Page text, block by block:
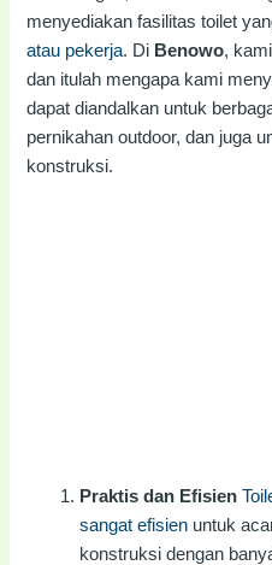
menyediakan fasilitas toilet
atau pekerja. Di Benowo,
dan itulah mengapa kami
dapat diandalkan untuk
pernikahan outdoor, dan juga
konstruksi.
Praktis dan Efisien
sangat efisien untuk
konstruksi dengan